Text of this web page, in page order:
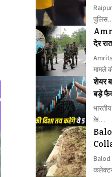
देर
BSF
मामले
शेयर
बड़े
संकेतों
के…
Balod